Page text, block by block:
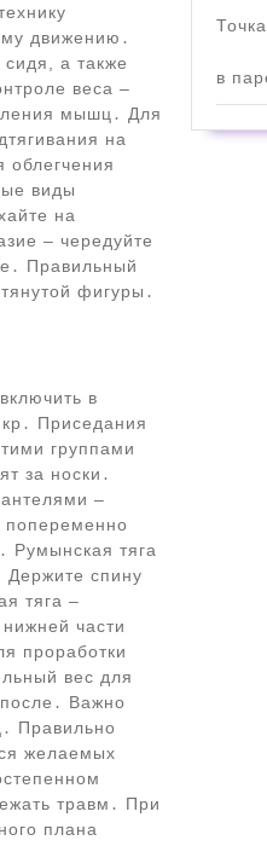
движению․
а также
веса –
мышц․ Для
на
виды
на
– чередуйте
Правильный
фигуры․
в
Приседания
группами
за носки․
–
попеременно
Румынская тяга
спину
тяга –
части
проработки
вес для
Важно
Правильно
желаемых
травм․ При
плана
в